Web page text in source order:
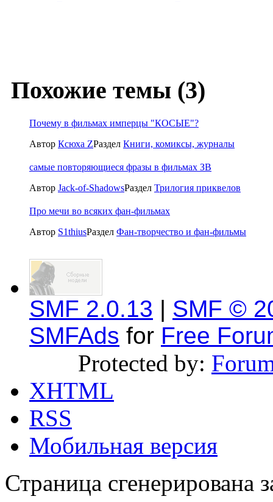
Похожие темы (3)
Почему в фильмах имперцы "КОСЫЕ"?
Автор Ксюха ZРаздел Книги, комиксы, журналы
самые повторяющиеся фразы в фильмах ЗВ
Автор Jack-of-ShadowsРаздел Трилогия приквелов
Про мечи во всяких фан-фильмах
Автор S1thiusРаздел Фан-творчество и фан-фильмы
SMF 2.0.13 | SMF ©
SMFAds for Free
Protected by:
XHTML
RSS
Мобильная версия
Страница сгенерирована